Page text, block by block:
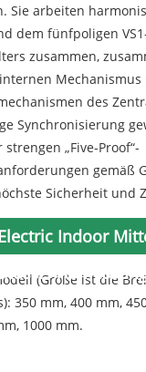
Sie arbeiten
dem fünfpoligen
zusammen,
Mechanismus
des
Synchronisierung
„Five-Proof“-
gemäß
Sicherheit und
Indoor
(Größe ist die
350 mm, 400 mm,
1000 mm.